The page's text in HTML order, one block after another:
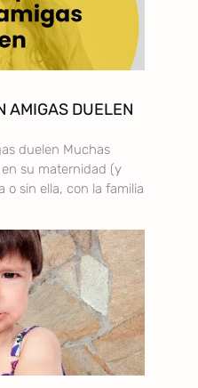
AMIGAS DUELEN
duelen Muchas
su maternidad (y
o sin ella, con la familia